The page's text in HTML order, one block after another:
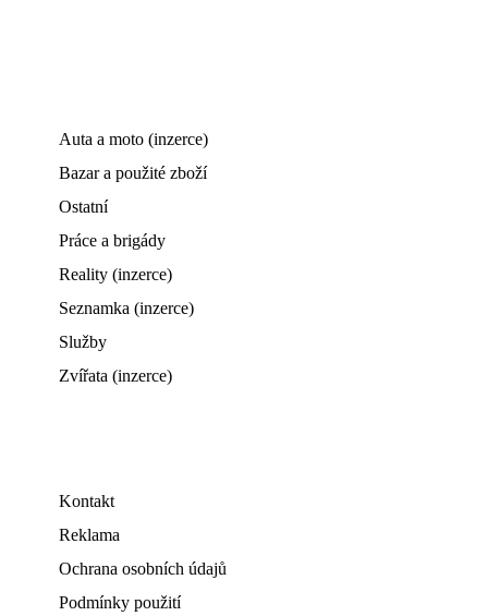
Auta a moto (inzerce)
Bazar a použité zboží
Ostatní
Práce a brigády
Reality (inzerce)
Seznamka (inzerce)
Služby
Zvířata (inzerce)
Kontakt
Reklama
Ochrana osobních údajů
Podmínky použití